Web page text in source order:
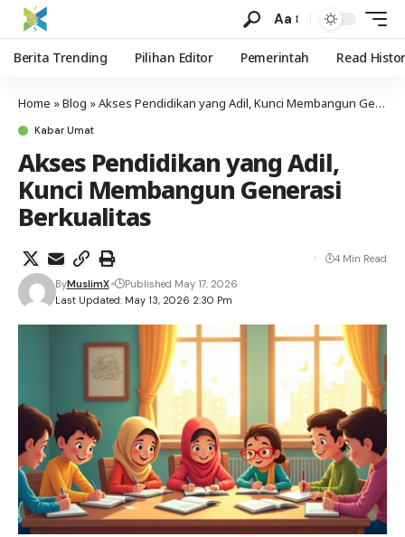
Aa
Berita Trending Pilihan Editor Pemerintah Read
Home »Blog »Akses Pendidikan yang Adil, Kunci Membangun Generasi Berkualitas
Kabar Umat
Akses Pendidikan yang Adil,
Kunci Membangun Generasi
Berkualitas
Last Updated: May 13, 2026 2:30 Pm
ByMuslimX Published May 17, 2026
4 Min Read